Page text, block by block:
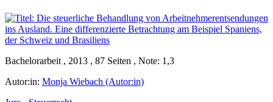
Bachelorarbeit , 2013 , 87 Seiten , Note: 1,3
Autor:in: Monja Wiebach (Autor:in)